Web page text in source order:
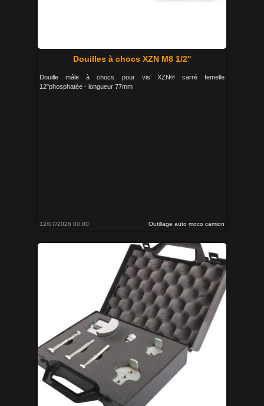
Douilles à chocs XZN M8 1/2''
Douille mâle à chocs pour vis XZN® carré femelle
12"phosphatée - longueur 77mm
12/07/2026 00:00 Outillage auto moco camion